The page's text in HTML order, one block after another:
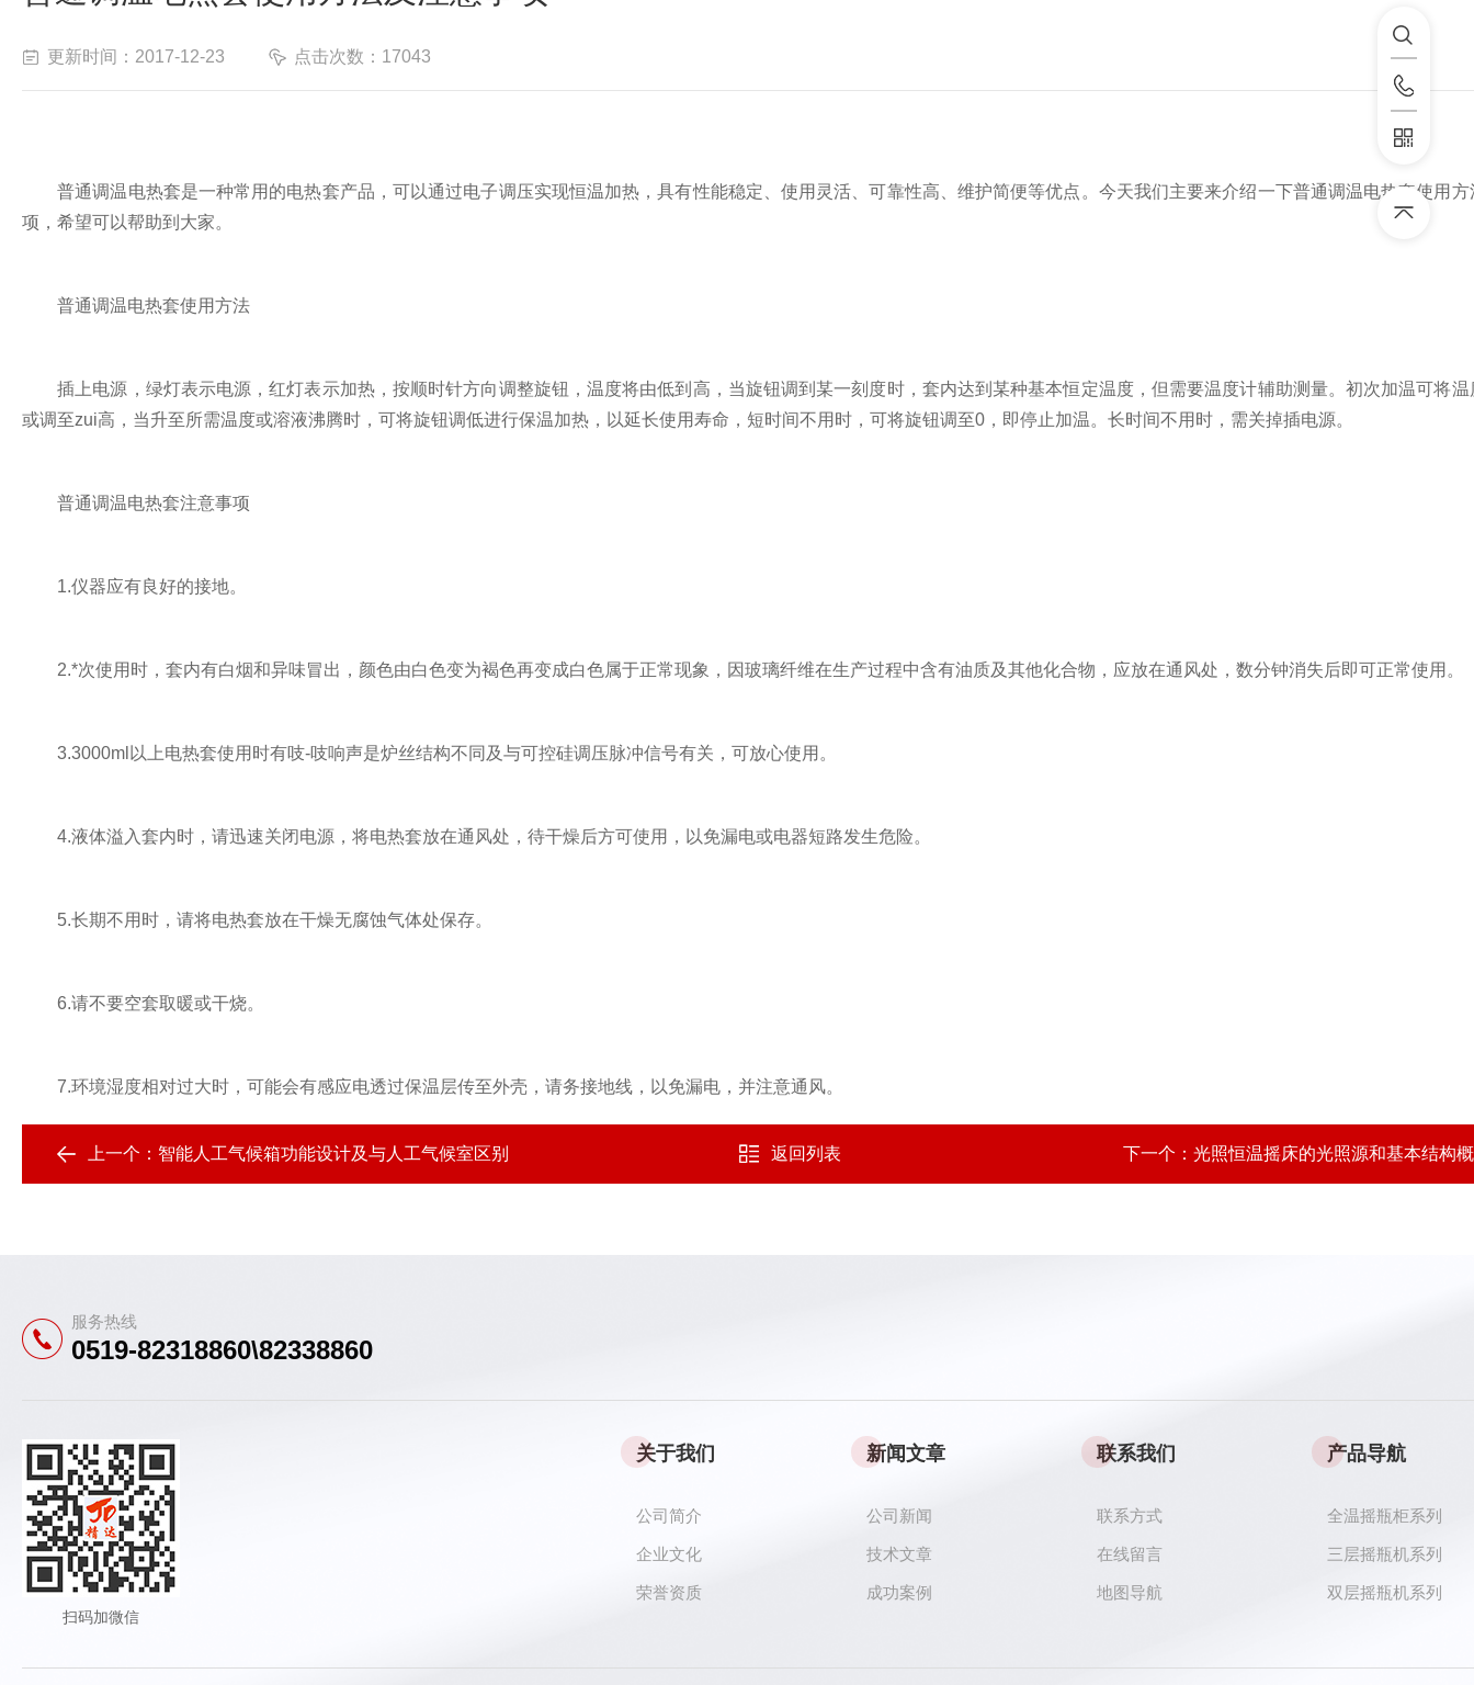
更新时间：2017-12-23 点击次数：17043
普通调温电热套是一种常用的电热套产品，可以通过电子调压实现恒温加热，具有性能稳定、使用灵活、可靠性高、维护简便等优点。今天我们主要来介绍一下普通调温电热套使用方
项，希望可以帮助到大家。
普通调温电热套使用方法
插上电源，绿灯表示电源，红灯表示加热，按顺时针方向调整旋钮，温度将由低到高，当旋钮调到某一刻度时，套内达到某种基本恒定温度，但需要温度计辅助测量。初次加温可将温
或调至zui高，当升至所需温度或溶液沸腾时，可将旋钮调低进行保温加热，以延长使用寿命，短时间不用时，可将旋钮调至0，即停止加温。长时间不用时，需关掉插电源。
普通调温电热套注意事项
1.仪器应有良好的接地。
2.*次使用时，套内有白烟和异味冒出，颜色由白色变为褐色再变成白色属于正常现象，因玻璃纤维在生产过程中含有油质及其他化合物，应放在通风处，数分钟消失后即可正常使用。
3.3000ml以上电热套使用时有吱-吱响声是炉丝结构不同及与可控硅调压脉冲信号有关，可放心使用。
4.液体溢入套内时，请迅速关闭电源，将电热套放在通风处，待干燥后方可使用，以免漏电或电器短路发生危险。
5.长期不用时，请将电热套放在干燥无腐蚀气体处保存。
6.请不要空套取暖或干烧。
7.环境湿度相对过大时，可能会有感应电透过保温层传至外壳，请务接地线，以免漏电，并注意通风。
上一个： 智能人工气候箱功能设计及与人工气候室区别 返回列表 下一个： 光照恒温摇床的光照源和基本结构
服务热线
0519-82318860\82338860
扫码加微信
关于我们
公司简介
企业文化
荣誉资质
新闻文章
公司新闻
技术文章
成功案例
联系我们
联系方式
在线留言
地图导航
产品导航
全温摇瓶柜系列
三层摇瓶机系列
双层摇瓶机系列